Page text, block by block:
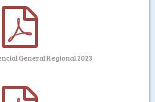
General Regional 2023